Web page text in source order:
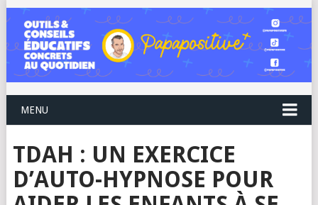
MENU
TDAH : UN EXERCICE
D’AUTO-HYPNOSE POUR